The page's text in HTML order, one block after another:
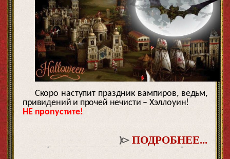
Скоро наступит праздник вампиров, ведьм,
привидений и прочей нечисти – Хэллоуин!
НЕ пропустите!
ПОДРОБНЕЕ...